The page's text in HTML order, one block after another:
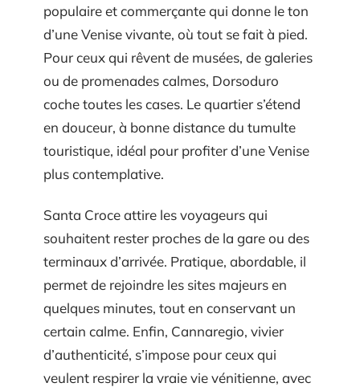
populaire et commerçante qui donne le ton
d’une Venise vivante, où tout se fait à pied.
Pour ceux qui rêvent de musées, de galeries
ou de promenades calmes, Dorsoduro
coche toutes les cases. Le quartier s’étend
en douceur, à bonne distance du tumulte
touristique, idéal pour profiter d’une Venise
plus contemplative.
Santa Croce attire les voyageurs qui
souhaitent rester proches de la gare ou des
terminaux d’arrivée. Pratique, abordable, il
permet de rejoindre les sites majeurs en
quelques minutes, tout en conservant un
certain calme. Enfin, Cannaregio, vivier
d’authenticité, s’impose pour ceux qui
veulent respirer la vraie vie vénitienne, avec